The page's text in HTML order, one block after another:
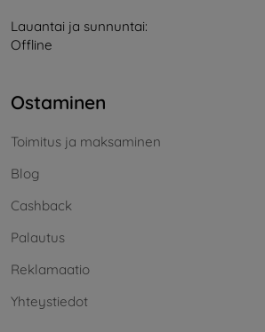
Lauantai ja sunnuntai:
Offline
Ostaminen
Toimitus ja maksaminen
Blog
Cashback
Palautus
Reklamaatio
Yhteystiedot